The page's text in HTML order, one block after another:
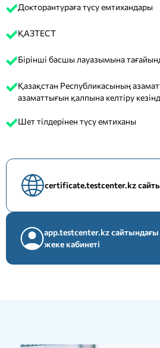
Докторантураға түсу емтихандары
ҚАЗТЕСТ
Бірінші басшы лауазымына
Қазақстан Республикасының
азаматтығын қалпына келтіру
Шет тілдерінен түсу емтиханы
certificate.testcenter.kz
app.testcenter.kz
жеке кабинеті